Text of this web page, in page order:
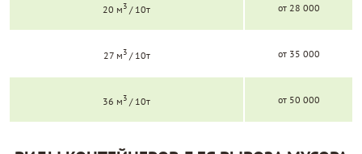
20 м3 / 10т от 28 000
27 м3/ 10т от 35 000
36 м3 / 10т от 50 000